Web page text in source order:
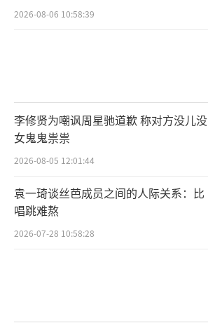
2026-08-06 10:58:39
李修贤为嘲讽周星驰道歉 称对方没儿没
女鬼鬼祟祟
2026-08-05 12:01:44
袁一琦谈丝芭成员之间的人际关系：比
唱跳难熬
2026-07-28 10:58:28